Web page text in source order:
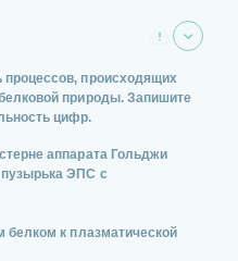
процессов, происходящих
природы. Запишите
цифр.
аппарата Гольджи
пузырька ЭПС с
белком к плазматической